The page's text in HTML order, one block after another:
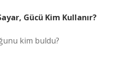
Gücü Kim Kullanır?
kim buldu?